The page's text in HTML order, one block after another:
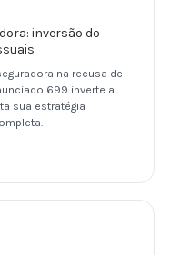
inversão do
na recusa de
699 inverte a
sua estratégia